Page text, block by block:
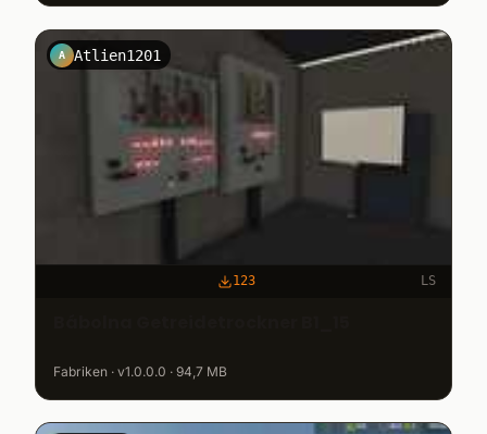
A Atlien1201
123 LS
Fabriken · v1.0.0.0 · 94,7 MB